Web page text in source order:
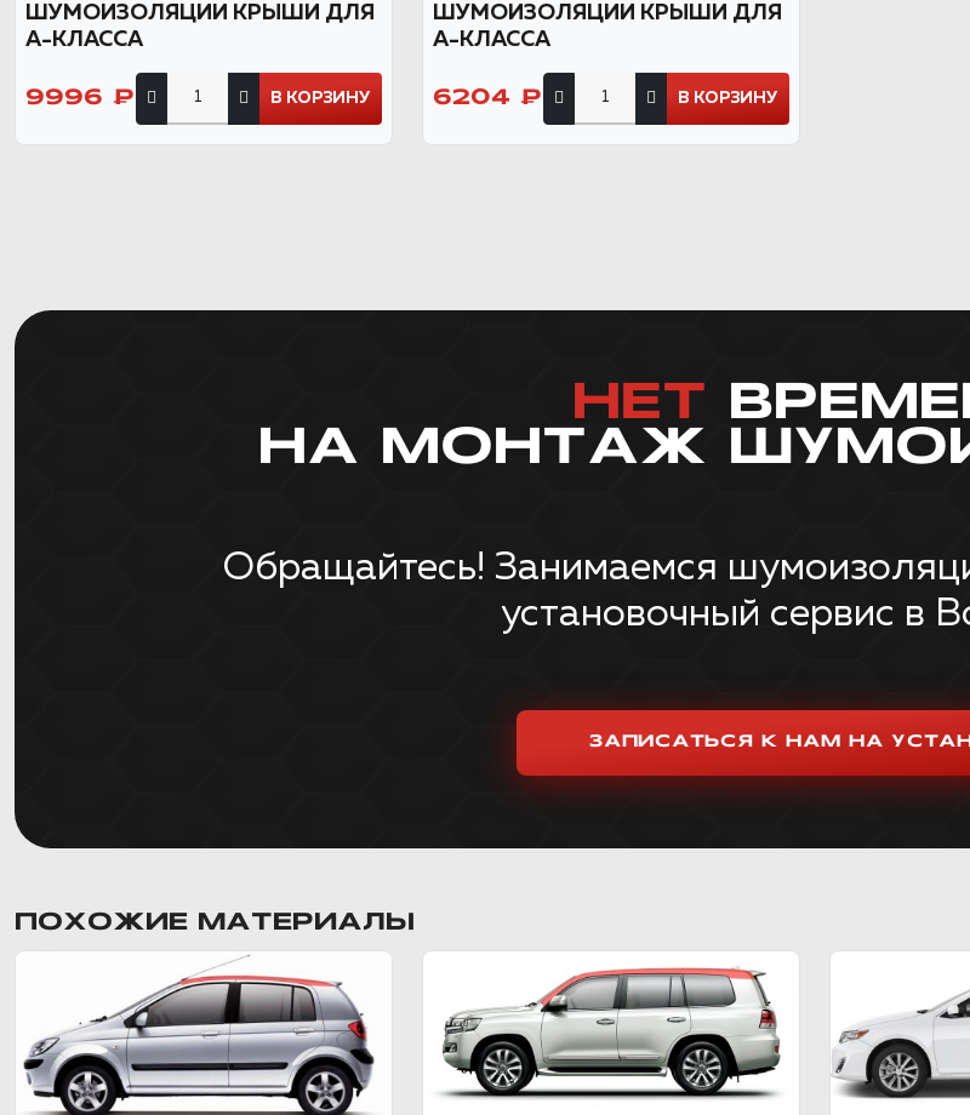
ШУМОИЗОЛЯЦИИ КРЫШИ ДЛЯ
А-КЛАССА
9996 ₽ В КОРЗИНУ
ШУМОИЗОЛЯЦИИ КРЫШИ ДЛЯ
А-КЛАССА
6204 ₽ В КОРЗИНУ
НЕТ
НА МОНТАЖ
Обращайтесь! Занимаемся
установочный сервис в
ЗАПИСАТЬСЯ К НАМ НА
ПОХОЖИЕ МАТЕРИАЛЫ